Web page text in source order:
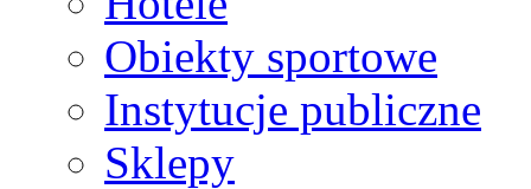
Obiekty sportowe
Instytucje publiczne
Sklepy